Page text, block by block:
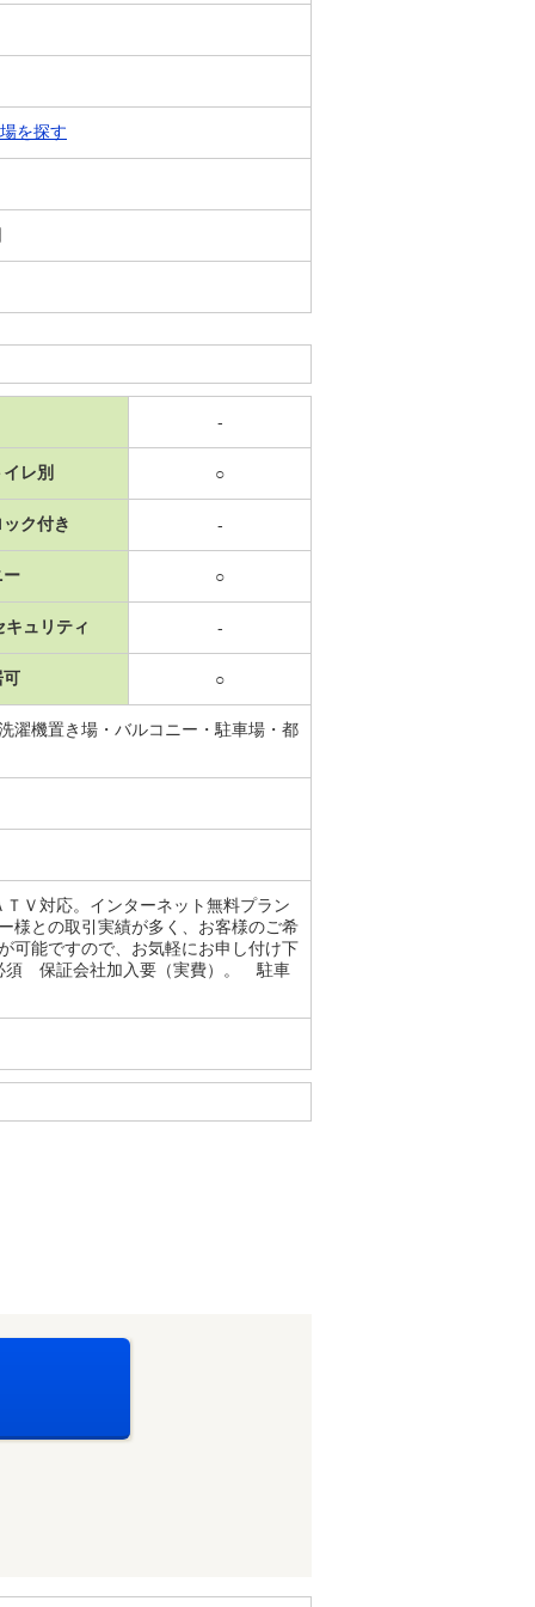
を探す
-
レ別 ○
ク付き -
ー ○
キュリティ -
可 ○
濯機置き場・バルコニー・駐車場・都
Ｖ対応。インターネット無料プラン
との取引実績が多く、お客様のご希
可能ですので、お気軽にお申し付け下
須 保証会社加入要（実費）。 駐車